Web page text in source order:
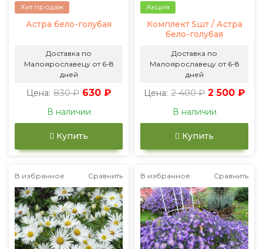
Хит продаж
Астра бело-голубая
Доставка по
Малоярославецу от 6-8
дней
Цена: 830 ₽ 630 ₽
В наличии
Купить
Акция
Комплект 5шт / Астра
бело-голубая
Доставка по
Малоярославецу от 6-8
дней
Цена: 2 400 ₽ 2 500 ₽
В наличии
Купить
В избранное Сравнить В избранное Сравнить